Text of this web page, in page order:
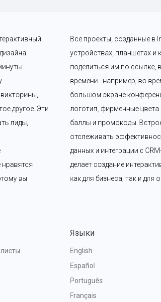
другое. Эти
лиды,
вы
Все проекты, созданные в
устройствах, планшетах
поделиться им по ссылке,
времени - например, во
большом экране
логотип, фирменные цвета
баллы и промокоды.
отслеживать
данных и интеграции с
делает создание
как для бизнеса, так и для
Языки
English
Español
Português
Français